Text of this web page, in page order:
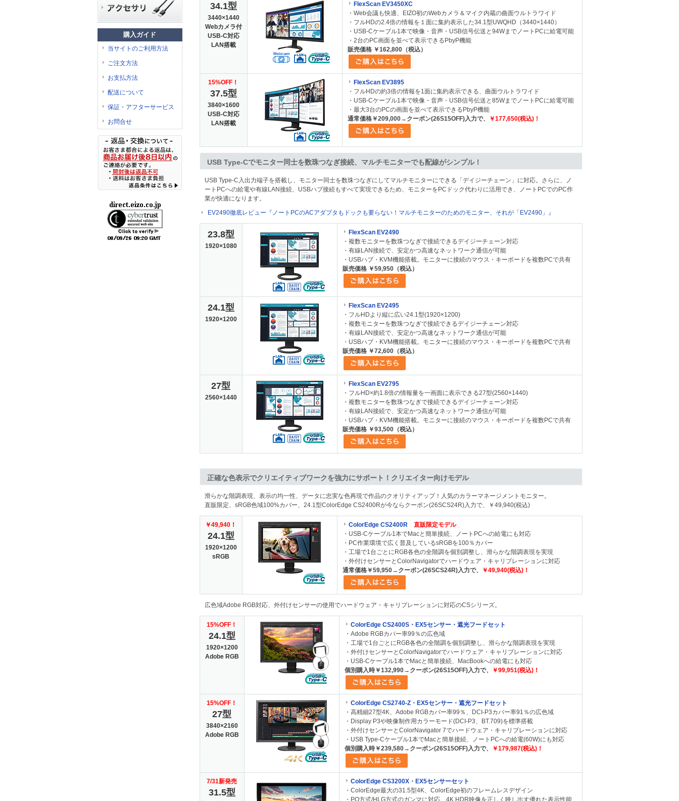
購入ガイド
当サイトのご利用方法
ご注文方法
お支払方法
配送について
保証・アフターサービス
お問合せ
34.1型
3440×1440
Webカメラ付
USB-C対応
LAN搭載
FlexScan EV3450XC
・Web会議も快適、EIZO初のWebカメラ＆マイク内蔵の曲面ウルトラワイド
・フルHDの2.4倍の情報を１面に集約表示した34.1型UWQHD（3440×1440）
・USB-Cケーブル1本で映像・音声・USB信号伝送と94WまでノートPCに給電可能
・2台のPC画面を並べて表示できるPbyP機能
販売価格 ￥162,800（税込）
15%OFF！
37.5型
3840×1600
USB-C対応
LAN搭載
FlexScan EV3895
・フルHDの約3倍の情報を1面に集約表示できる、曲面ウルトラワイド
・USB-Cケーブル1本で映像・音声・USB信号伝送と85WまでノートPCに給電可能
・最大3台のPCの画面を並べて表示できるPbyP機能
通常価格￥209,000→クーポン(26S15OFF)入力で、
￥177,650(税込)！
USB Type-Cでモニター同士を数珠つなぎ接続、マルチモニターでも配線がシンプル！
USB Type-C入出力端子を搭載し、モニター同士を数珠つなぎにしてマルチモニターにできる「デイジーチェーン」に対応。さらに、ノ
ートPCへの給電や有線LAN接続、USBハブ接続もすべて実現できるため、モニターをPCドック代わりに活用でき、ノートPCでのPC作
業が快適になります。
EV2490徹底レビュー『ノートPCのACアダプタもドックも要らない！マルチモニターのためのモニター、それが「EV2490」』
23.8型
1920×1080
FlexScan EV2490
・複数モニターを数珠つなぎで接続できるデイジーチェーン対応
・有線LAN接続で、安定かつ高速なネットワーク通信が可能
・USBハブ・KVM機能搭載。モニターに接続のマウス・キーボードを複数PCで共有
販売価格 ￥59,950（税込）
24.1型
1920×1200
FlexScan EV2495
・フルHDより縦に広い24.1型(1920×1200)
・複数モニターを数珠つなぎで接続できるデイジーチェーン対応
・有線LAN接続で、安定かつ高速なネットワーク通信が可能
・USBハブ・KVM機能搭載。モニターに接続のマウス・キーボードを複数PCで共有
販売価格 ￥72,600（税込）
27型
2560×1440
FlexScan EV2795
・フルHD×約1.8倍の情報量を一画面に表示できる27型(2560×1440)
・複数モニターを数珠つなぎで接続できるデイジーチェーン対応
・有線LAN接続で、安定かつ高速なネットワーク通信が可能
・USBハブ・KVM機能搭載。モニターに接続のマウス・キーボードを複数PCで共有
販売価格 ￥93,500（税込）
正確な色表示でクリエイティブワークを強力にサポート！クリエイター向けモデル
滑らかな階調表現、表示の均一性、データに忠実な色再現で作品のクオリティアップ！人気のカラーマネージメントモニター。
直販限定、sRGB色域100%カバー、24.1型ColorEdge CS2400Rが今ならクーポン(26SCS24R)入力で、￥49,940(税込)
￥49,940！
24.1型
1920×1200
sRGB
ColorEdge CS2400R
直販限定モデル
・USB-Cケーブル1本でMacと簡単接続、ノートPCへの給電にも対応
・PC作業環境で広く普及しているsRGBを100％カバー
・工場で1台ごとにRGB各色の全階調を個別調整し、滑らかな階調表現を実現
・外付けセンサーとColorNavigatorでハードウェア・キャリブレーションに対応
通常価格￥59,950→クーポン(26SCS24R)入力で、
￥49,940(税込)！
広色域Adobe RGB対応、外付けセンサーの使用でハードウェア・キャリブレーションに対応のCSシリーズ。
15%OFF！
24.1型
1920×1200
Adobe RGB
ColorEdge CS2400S・EX5センサー・遮光フードセット
・Adobe RGBカバー率99％の広色域
・工場で1台ごとにRGB各色の全階調を個別調整し、滑らかな階調表現を実現
・外付けセンサーとColorNavigatorでハードウェア・キャリブレーションに対応
・USB-Cケーブル1本でMacと簡単接続、MacBookへの給電にも対応
個別購入時￥132,990→クーポン(26S15OFF)入力で、
￥99,951(税込)！
15%OFF！
27型
3840×2160
Adobe RGB
ColorEdge CS2740-Z・EX5センサー・遮光フードセット
・高精細27型4K、Adobe RGBカバー率99％、DCI-P3カバー率91％の広色域
・Display P3や映像制作用カラーモード(DCI-P3、BT.709)を標準搭載
・外付けセンサーとColorNavigator 7でハードウェア・キャリブレーションに対応
・USB Type-Cケーブル1本でMacと簡単接続、ノートPCへの給電(60W)にも対応
個別購入時￥239,580→クーポン(26S15OFF)入力で、
￥179,987(税込)！
7/31新発売
31.5型
ColorEdge CS3200X・EX5センサーセット
・ColorEdge最大の31.5型4K、ColorEdge初のフレームレスデザイン
・PQ方式/HLG方式のガンマに対応、4K HDR映像を正しく映し出す優れた表示性能